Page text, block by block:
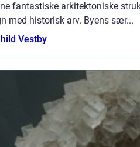
fantastiske arkitektoniske
med historisk arv. Byens sær...
Vestby